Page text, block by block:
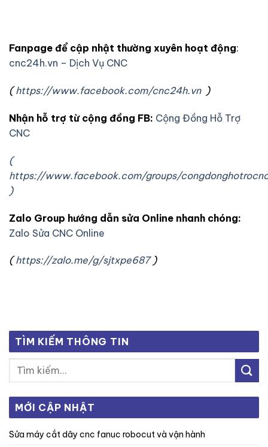
Fanpage để cập nhật thường xuyên hoạt động:
cnc24h.vn – Dịch Vụ CNC
(https://www.facebook.com/cnc24h.vn)
Nhận hỗ trợ từ cộng đồng FB: Cộng Đồng Hỗ Trợ
CNC
(
https://www.facebook.com/groups/
)
Zalo Group hướng dẫn sửa Online nhanh chóng:
Zalo Sửa CNC Online
(https://zalo.me/g/sjtxpe687)
TÌM KIẾM THÔNG TIN
MỚI CẬP NHẬT
sửa máy cắt dây cnc fanuc robocut và vận hành